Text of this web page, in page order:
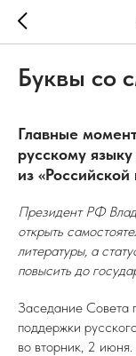
Буквы со
Главные
русскому
из «Российской
Президент РФ
открыть
литературы, а
повысить до
Заседание Совета
поддержки
во вторник, 2